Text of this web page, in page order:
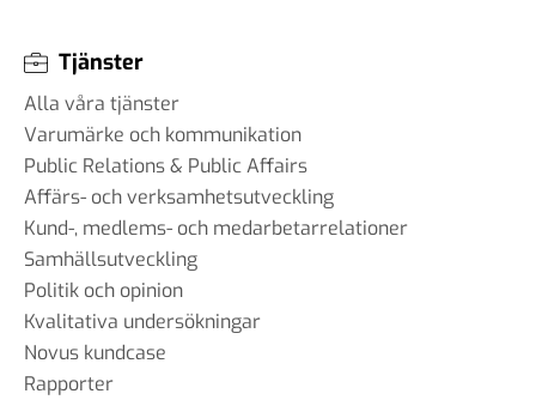
Tjänster
Alla våra tjänster
Varumärke och kommunikation
Public Relations & Public Affairs
Affärs- och verksamhetsutveckling
Kund-, medlems- och medarbetarrelationer
Samhällsutveckling
Politik och opinion
Kvalitativa undersökningar
Novus kundcase
Rapporter